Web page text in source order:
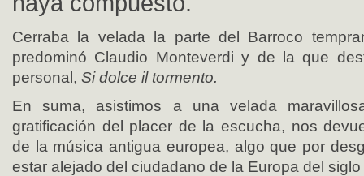
Cerraba la velada la parte del Barroco
predominó Claudio Monteverdi y de la que
personal, Si dolce il tormento.
En suma, asistimos a una velada
gratificación del placer de la escucha, nos
de la música antigua europea, algo que por
estar alejado del ciudadano de la Europa del siglo